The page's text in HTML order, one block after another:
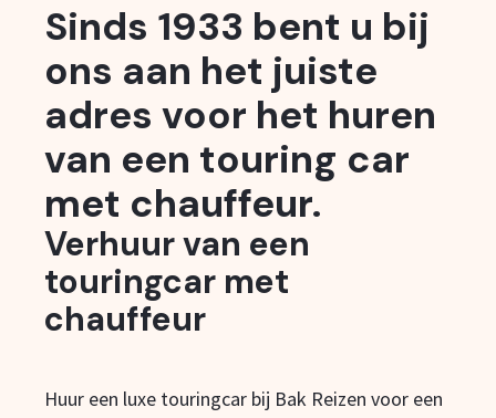
Sinds 1933 bent u bij
ons aan het juiste
adres voor het huren
van een touring car
met chauffeur.
Verhuur van een
touringcar met
chauffeur
Huur een luxe touringcar bij Bak Reizen voor een